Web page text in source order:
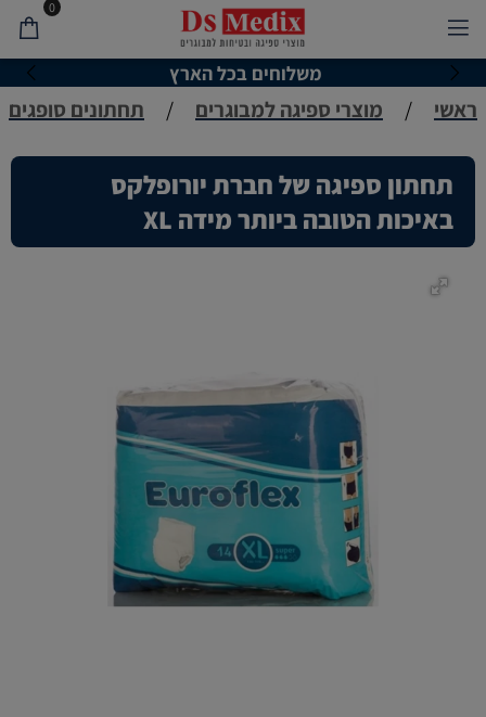
משלוחים בכל הארץ
0
ראשי / מוצרי ספיגה למבוגרים / תחתונים סופגים
תחתון ספיגה של חברת יורופלקס
באיכות הטובה ביותר מידה XL